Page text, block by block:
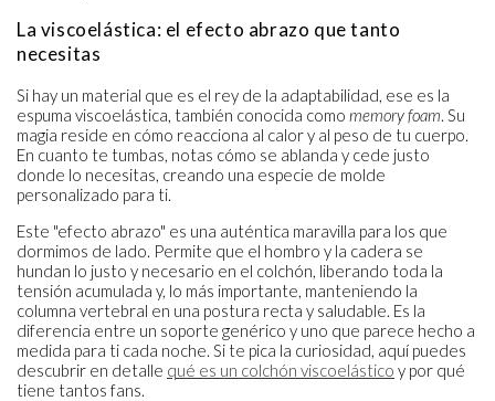
La viscoelástica: el efecto abrazo que tanto
necesitas
Si hay un material que es el rey de la adaptabilidad, ese es la
espuma viscoelástica, también conocida como memory foam. Su
magia reside en cómo reacciona al calor y al peso de tu cuerpo.
En cuanto te tumbas, notas cómo se ablanda y cede justo
donde lo necesitas, creando una especie de molde
personalizado para ti.
Este "efecto abrazo" es una auténtica maravilla para los que
dormimos de lado. Permite que el hombro y la cadera se
hundan lo justo y necesario en el colchón, liberando toda la
tensión acumulada y, lo más importante, manteniendo la
columna vertebral en una postura recta y saludable. Es la
diferencia entre un soporte genérico y uno que parece hecho a
medida para ti cada noche. Si te pica la curiosidad, aquí puedes
descubrir en detalle qué es un colchón viscoelástico y por qué
tiene tantos fans.